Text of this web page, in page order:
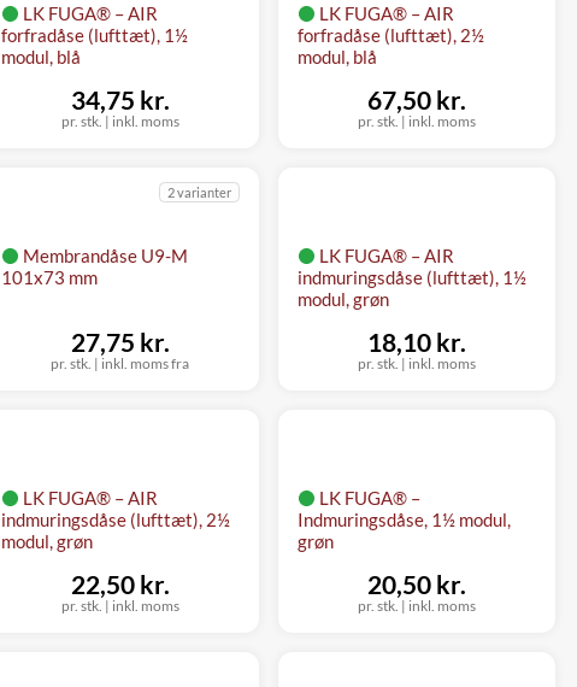
LK FUGA® – AIR
forfradåse (lufttæt), 1½
modul, blå
pr. stk. | inkl. moms
34,75 kr.
LK FUGA® – AIR
forfradåse (lufttæt), 2½
modul, blå
pr. stk. | inkl. moms
67,50 kr.
Membrandåse U9-M
101x73 mm
2 varianter
pr. stk. | inkl. moms fra
27,75 kr.
LK FUGA® – AIR
indmuringsdåse (lufttæt), 1½
modul, grøn
pr. stk. | inkl. moms
18,10 kr.
LK FUGA® – AIR
indmuringsdåse (lufttæt), 2½
modul, grøn
pr. stk. | inkl. moms
22,50 kr.
LK FUGA® –
Indmuringsdåse, 1½ modul,
grøn
pr. stk. | inkl. moms
20,50 kr.